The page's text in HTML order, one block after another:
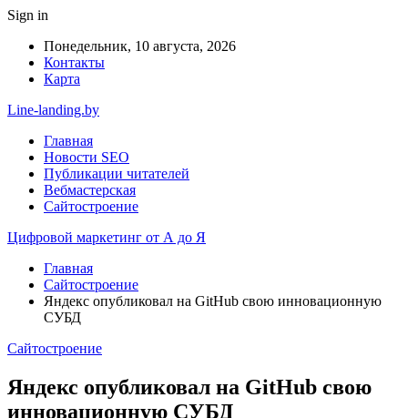
Sign in
Понедельник, 10 августа, 2026
Контакты
Карта
Line-landing.by
Главная
Новости SEO
Публикации читателей
Вебмастерская
Сайтостроение
Цифровой маркетинг от А до Я
Главная
Сайтостроение
Яндекс опубликовал на GitHub свою инновационную
СУБД
Сайтостроение
Яндекс опубликовал на GitHub свою
инновационную СУБД